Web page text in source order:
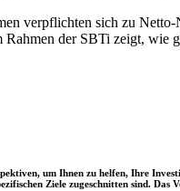
verpflichten sich zu
der SBTi zeigt, wie
um Ihnen zu helfen, Ihre
Ziele zugeschnitten sind.